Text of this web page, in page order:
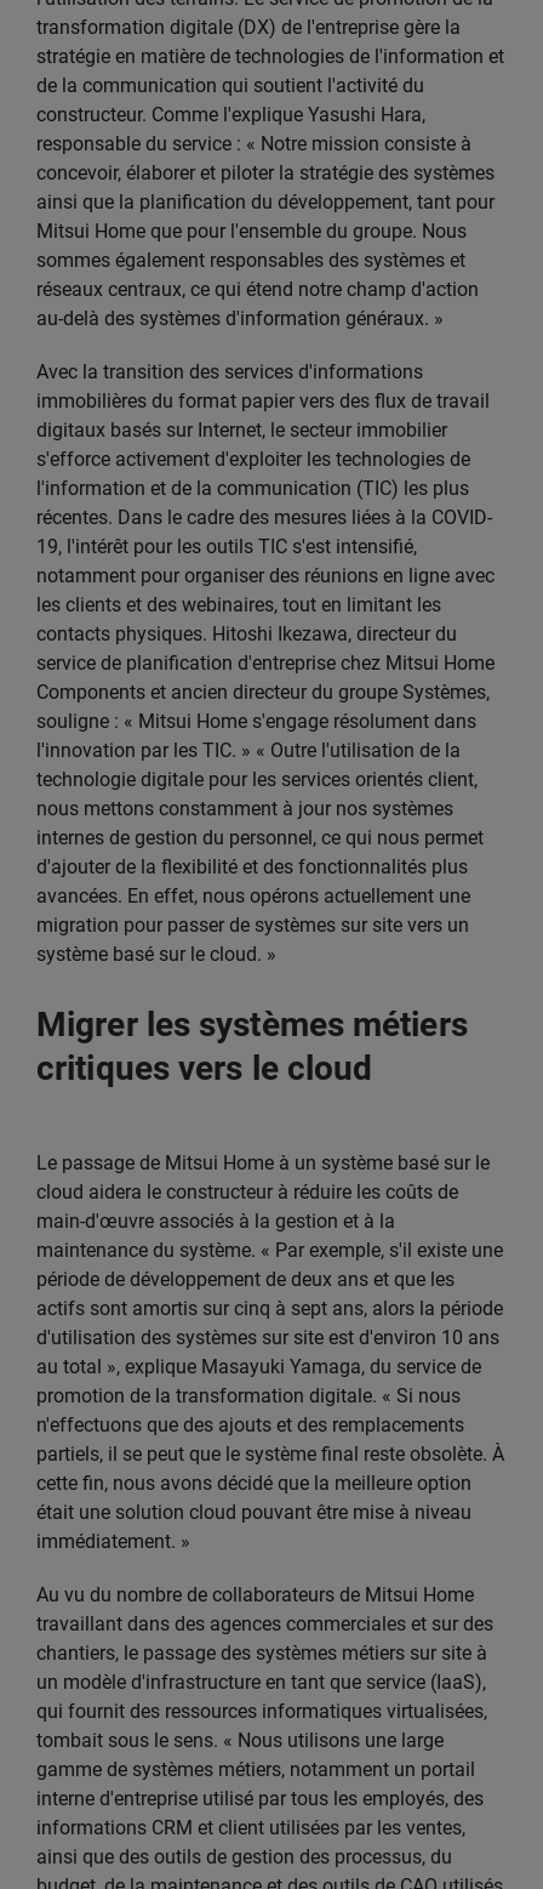
transformation digitale (DX) de l'entreprise gère la
stratégie en matière de technologies de l'information et
de la communication qui soutient l'activité du
constructeur. Comme l'explique Yasushi Hara,
responsable du service : « Notre mission consiste à
concevoir, élaborer et piloter la stratégie des systèmes
ainsi que la planification du développement, tant pour
Mitsui Home que pour l'ensemble du groupe. Nous
sommes également responsables des systèmes et
réseaux centraux, ce qui étend notre champ d'action
au-delà des systèmes d'information généraux. »
Avec la transition des services d'informations
immobilières du format papier vers des flux de travail
digitaux basés sur Internet, le secteur immobilier
s'efforce activement d'exploiter les technologies de
l'information et de la communication (TIC) les plus
récentes. Dans le cadre des mesures liées à la COVID-
19, l'intérêt pour les outils TIC s'est intensifié,
notamment pour organiser des réunions en ligne avec
les clients et des webinaires, tout en limitant les
contacts physiques. Hitoshi Ikezawa, directeur du
service de planification d'entreprise chez Mitsui Home
Components et ancien directeur du groupe Systèmes,
souligne : « Mitsui Home s'engage résolument dans
l'innovation par les TIC. » « Outre l'utilisation de la
technologie digitale pour les services orientés client,
nous mettons constamment à jour nos systèmes
internes de gestion du personnel, ce qui nous permet
d'ajouter de la flexibilité et des fonctionnalités plus
avancées. En effet, nous opérons actuellement une
migration pour passer de systèmes sur site vers un
système basé sur le cloud. »
Migrer les systèmes métiers
critiques vers le cloud
Le passage de Mitsui Home à un système basé sur le
cloud aidera le constructeur à réduire les coûts de
main-d'œuvre associés à la gestion et à la
maintenance du système. « Par exemple, s'il existe une
période de développement de deux ans et que les
actifs sont amortis sur cinq à sept ans, alors la période
d'utilisation des systèmes sur site est d'environ 10 ans
au total », explique Masayuki Yamaga, du service de
promotion de la transformation digitale. « Si nous
n'effectuons que des ajouts et des remplacements
partiels, il se peut que le système final reste obsolète. À
cette fin, nous avons décidé que la meilleure option
était une solution cloud pouvant être mise à niveau
immédiatement. »
Au vu du nombre de collaborateurs de Mitsui Home
travaillant dans des agences commerciales et sur des
chantiers, le passage des systèmes métiers sur site à
un modèle d'infrastructure en tant que service (IaaS),
qui fournit des ressources informatiques virtualisées,
tombait sous le sens. « Nous utilisons une large
gamme de systèmes métiers, notamment un portail
interne d'entreprise utilisé par tous les employés, des
informations CRM et client utilisées par les ventes,
ainsi que des outils de gestion des processus, du